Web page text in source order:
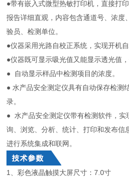
●带有嵌入式微型热敏打印机，直接打
报告详细直观，内容包含通道号、浓度
验员、检测单位。
●仪器采用光路自校正系统，实现开机
●仪器既可显示吸光值又能显示透光值
● 自动显示样品中检测项目的浓度。
● 水产品安全测定仪具有自动保存检测
录。
● 水产品安全测定仪带有检测软件，实
询、浏览、分析、统计、打印和发布信
进行系统集成和联网。
1、彩色液晶触摸大屏尺寸：7.0寸